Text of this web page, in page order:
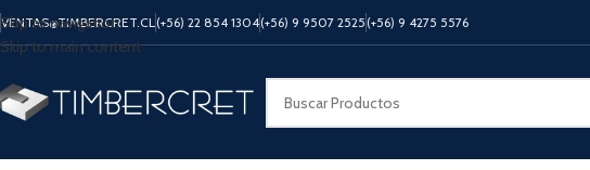
Skip to navigation
Skip to main content
VENTAS@TIMBERCRET.CL (+56) 22 854 1304(+56) 9 9507 2525(+56) 9 4275 5576